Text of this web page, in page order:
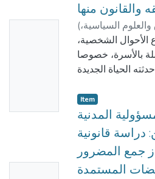
والقانون منها
(السياسية،
,
2021-11-13
;أبو القاسم, عيسى
الأحوال الشخصية،
بالأسرة، خصوصا
الحياة الجديدة
عديدة، وبسبب
وتعقد أوضاعها
من جهة، ومن جهة
لمعرفة موقف
هذه القضايا، التي
الملتقى في محورين :
Item
المدنية
دراسة قانونية
جمع المضرور
المستمدة